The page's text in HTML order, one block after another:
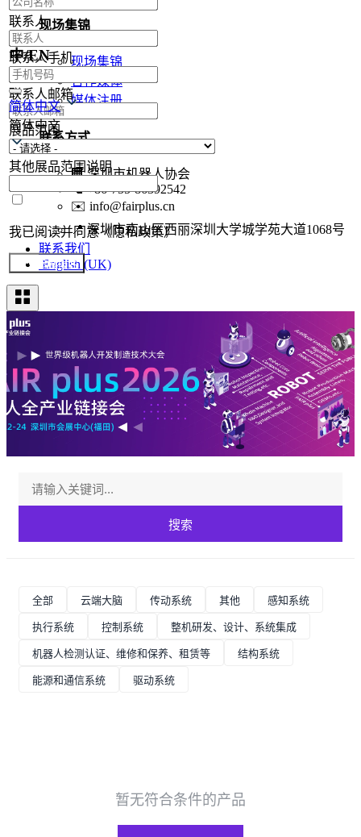
现场集锦
现场集锦
合作媒体
媒体注册
联系方式
🏢深圳市机器人协会
📞+86-755-86392542
✉️ info@fairplus.cn
📍深圳市南山区西丽深圳大学城学苑大道1068号
联系我们
English (UK)
搜索
全部 云端大脑 传动系统 其他 感知系统
执行系统 控制系统 整机研发、设计、系统集成
机器人检测认证、维修和保养、租赁等 结构系统
能源和通信系统 驱动系统
暂无符合条件的产品
联系人
联系人手机
联系人邮箱
展品范围
其他展品范围说明
我已阅读并同意《隐私政策》
提交参展报名
中/EN
简体中文
简体中文